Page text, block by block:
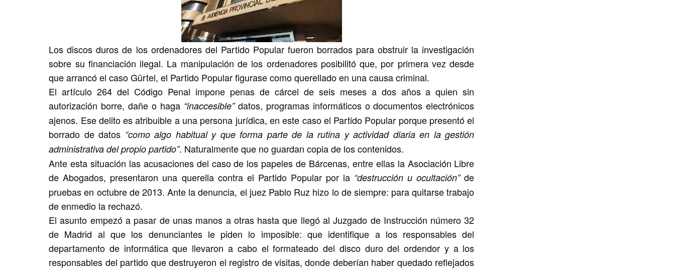
Los discos duros de los ordenadores del Partido Popular fueron borrados para obstruir la investigación
sobre su financiación ilegal. La manipulación de los ordenadores posibilitó que, por primera vez desde
que arrancó el caso Gürtel, el Partido Popular figurase como querellado en una causa criminal.
El artículo 264 del Código Penal impone penas de cárcel de seis meses a dos años a quien sin
autorización borre, dañe o haga “inaccesible”datos, programas informáticos o documentos electrónicos
ajenos. Ese delito es atribuible a una persona jurídica, en este caso el Partido Popular porque presentó el
borrado de datos “como algo habitual y que forma parte de la rutina y actividad diaria en la gestión
administrativa del propio partido”. Naturalmente que no guardan copia de los contenidos.
Ante esta situación las acusaciones del caso de los papeles de Bárcenas, entre ellas la Asociación Libre
de Abogados, presentaron una querella contra el Partido Popular por la “destrucción u ocultación”de
pruebas en octubre de 2013. Ante la denuncia, el juez Pablo Ruz hizo lo de siempre: para quitarse trabajo
de enmedio la rechazó.
El asunto empezó a pasar de unas manos a otras hasta que llegó al Juzgado de Instrucción número 32
de Madrid al que los denunciantes le piden lo imposible: que identifique a los responsables del
departamento de informática que llevaron a cabo el formateado del disco duro del ordendor y a los
responsables del partido que destruyeron el registro de visitas, donde deberían haber quedado reflejados